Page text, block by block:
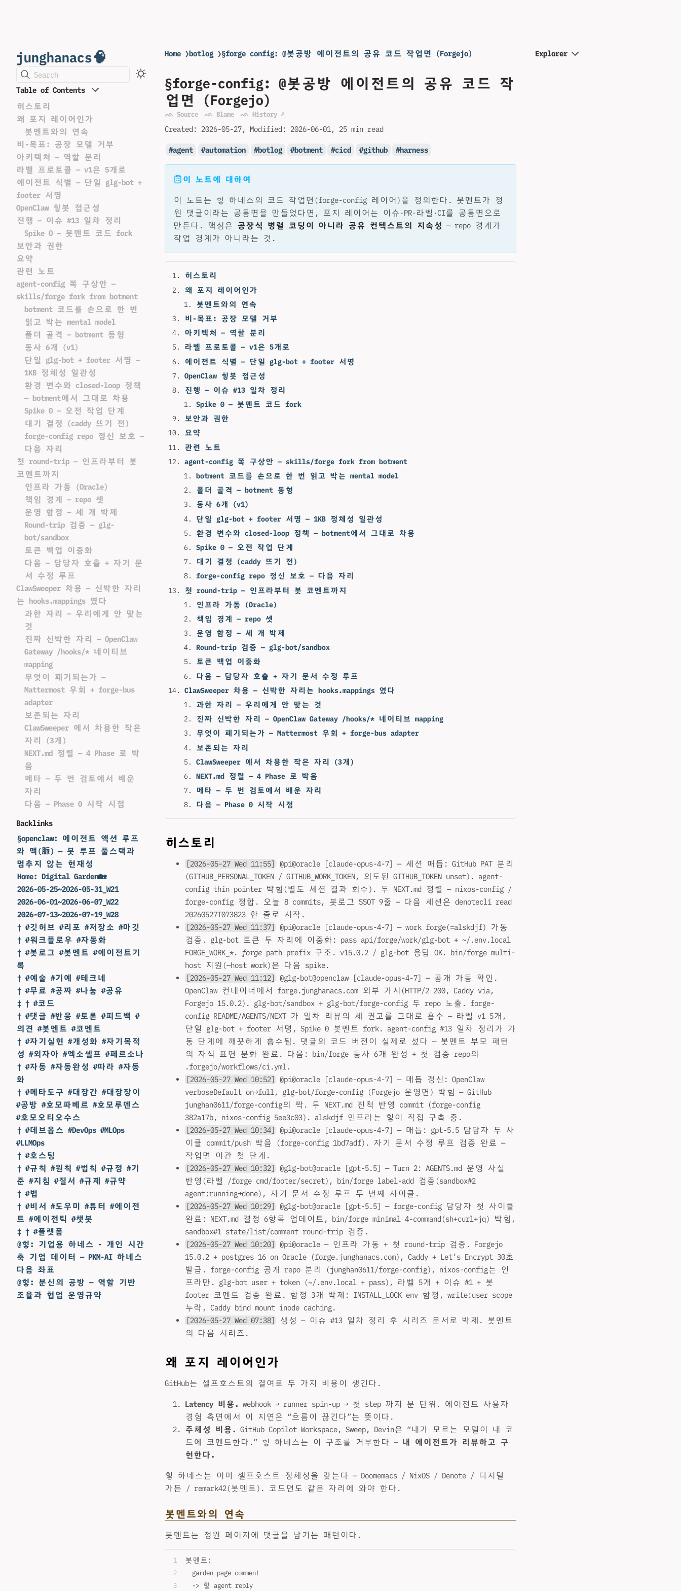
junghanacs🧠
Search
Table of Contents
히스토리
왜 포지 레이어인가
봇멘트와의 연속
비-목표: 공장 모델 거부
아키텍처 — 역할 분리
라벨 프로토콜 — v1은 5개로
에이전트 식별 — 단일 glg-bot +
footer 서명
OpenClaw 힣봇 접근성
진행 — 이슈 #13 일차 정리
Spike 0 — 봇멘트 코드 fork
보안과 권한
요약
관련 노트
agent-config 쪽 구상안 —
skills/forge fork from botment
botment 코드를 손으로 한 번
읽고 박는 mental model
폴더 골격 — botment 동형
동사 6개 (v1)
단일 glg-bot + footer 서명 —
1KB 정체성 일관성
환경 변수와 closed-loop 정책
— botment에서 그대로 차용
Spike 0 — 오전 작업 단계
대기 결정 (caddy 뜨기 전)
forge-config repo 정신 보호 —
다음 자리
첫 round-trip — 인프라부터 봇
코멘트까지
인프라 가동 (Oracle)
책임 경계 — repo 셋
운영 함정 — 세 개 박제
Round-trip 검증 — glg-
bot/sandbox
토큰 백업 이중화
다음 — 담당자 호출 + 자기 문
서 수정 루프
ClawSweeper 차용 — 신박한 자리
는 hooks.mappings 였다
과한 자리 — 우리에게 안 맞는
것
진짜 신박한 자리 — OpenClaw
Gateway /hooks/* 네이티브
mapping
무엇이 폐기되는가 —
Mattermost 우회 + forge-bus
adapter
보존되는 자리
ClawSweeper 에서 차용한 작은
자리 (3개)
NEXT.md 정렬 — 4 Phase 로 박
음
메타 — 두 번 검토에서 배운
자리
다음 — Phase 0 시작 시점
Backlinks
§openclaw: 에이전트 액션 루프
와 맥(脈) — 봇 루프 풀스택과
멈추지 않는 현재성
Home: Digital Garden🏡
2026-05-25~2026-05-31_W21
2026-06-01~2026-06-07_W22
2026-07-13~2026-07-19_W28
† #깃허브 #리포 #저장소 #마깃
† #워크플로우 #자동화
† #봇로그 #봇멘트 #에이전트기
록
† #예술 #기예 #테크네
† #무료 #공짜 #나눔 #공유
‡ † #코드
† #댓글 #반응 #토론 #피드백 #
의견 #봇멘트 #코멘트
† #자기실현 #개성화 #자기목적
성 #외자아 #엑소셀프 #페르소나
† #자동 #자동완성 #따라 #자동
화
† #메타도구 #대장간 #대장장이
#공방 #호모파베르 #호모루덴스
#호모오티오수스
† #데브옵스 #DevOps #MLOps
#LLMOps
† #호스팅
† #규칙 #원칙 #법칙 #규정 #기
준 #지침 #질서 #규제 #규약
† #법
† #비서 #도우미 #튜터 #에이전
트 #에이전틱 #챗봇
‡ † #플랫폼
@힣: 기업용 하네스 - 개인 시간
축 기업 데이터 — PKM-AI 하네스
다음 좌표
@힣: 분신의 공방 — 역할 기반
조율과 협업 운영규약
Home ❯botlog ❯§forge config: @봇공방 에이전트의 공유 코드 작업면 (Forgejo)
§forge-config: @봇공방 에이전트의 공유 코드 작
업면 (Forgejo)
ᨒ Source ᨒ Blame ᨒ History ↗
Created: 2026-05-27 Modified: 2026-06-01 25 min read
agent automation botlog botment cicd github harness
이 노트에 대하여
이 노트는 힣 하네스의 코드 작업면(forge-config 레이어)을 정의한다. 봇멘트가 정
원 댓글이라는 공통면을 만들었다면, 포지 레이어는 이슈·PR·라벨·CI를 공통면으로
만든다. 핵심은 공장식 병렬 코딩이 아니라 공유 컨텍스트의 지속성 — repo 경계가
작업 경계가 아니라는 것.
히스토리
왜 포지 레이어인가
봇멘트와의 연속
비-목표: 공장 모델 거부
아키텍처 — 역할 분리
라벨 프로토콜 — v1은 5개로
에이전트 식별 — 단일 glg-bot + footer 서명
OpenClaw 힣봇 접근성
진행 — 이슈 #13 일차 정리
Spike 0 — 봇멘트 코드 fork
보안과 권한
요약
관련 노트
agent-config 쪽 구상안 — skills/forge fork from botment
botment 코드를 손으로 한 번 읽고 박는 mental model
폴더 골격 — botment 동형
동사 6개 (v1)
단일 glg-bot + footer 서명 — 1KB 정체성 일관성
환경 변수와 closed-loop 정책 — botment에서 그대로 차용
Spike 0 — 오전 작업 단계
대기 결정 (caddy 뜨기 전)
forge-config repo 정신 보호 — 다음 자리
첫 round-trip — 인프라부터 봇 코멘트까지
인프라 가동 (Oracle)
책임 경계 — repo 셋
운영 함정 — 세 개 박제
Round-trip 검증 — glg-bot/sandbox
토큰 백업 이중화
다음 — 담당자 호출 + 자기 문서 수정 루프
ClawSweeper 차용 — 신박한 자리는 hooks.mappings 였다
과한 자리 — 우리에게 안 맞는 것
진짜 신박한 자리 — OpenClaw Gateway /hooks/* 네이티브 mapping
무엇이 폐기되는가 — Mattermost 우회 + forge-bus adapter
보존되는 자리
ClawSweeper 에서 차용한 작은 자리 (3개)
NEXT.md 정렬 — 4 Phase 로 박음
메타 — 두 번 검토에서 배운 자리
다음 — Phase 0 시작 시점
히스토리
[2026-05-27 Wed 11:55] @pi@oracle [claude-opus-4-7] — 세션 매듭: GitHub PAT 분리
(GITHUB_PERSONAL_TOKEN / GITHUB_WORK_TOKEN, 의도된 GITHUB_TOKEN unset). agent-
config thin pointer 박힘(별도 세션 결과 회수). 두 NEXT.md 정렬 — nixos-config /
forge-config 정합. 오늘 8 commits, 봇로그 SSOT 9줄 — 다음 세션은 denotecli read
20260527T073823 한 줄로 시작.
[2026-05-27 Wed 11:37] @pi@oracle [claude-opus-4-7] — work forge(=alskdjf) 가동
검증. glg-bot 토큰 두 자리에 이중화: pass api/forge/work/glg-bot + ~/.env.local
FORGE_WORK_*. forge path prefix 구조. v15.0.2 / glg-bot 응답 OK. bin/forge multi-
host 지원(—host work)은 다음 spike.
[2026-05-27 Wed 11:12] @glg-bot@openclaw [claude-opus-4-7] — 공개 가동 확인.
OpenClaw 컨테이너에서 forge.junghanacs.com 외부 가시(HTTP/2 200, Caddy via,
Forgejo 15.0.2). glg-bot/sandbox + glg-bot/forge-config 두 repo 노출. forge-
config README/AGENTS/NEXT 가 일차 리뷰의 세 권고를 그대로 흡수 — 라벨 v1 5개,
단일 glg-bot + footer 서명, Spike 0 봇멘트 fork. agent-config #13 일차 정리가 가
동 단계에 깨끗하게 흡수됨. 댓글의 코드 버전이 실제로 섰다 — 봇멘트 부모 패턴
의 자식 표면 분화 완료. 다음: bin/forge 동사 6개 완성 + 첫 검증 repo의
.forgejo/workflows/ci.yml.
[2026-05-27 Wed 10:52] @pi@oracle [claude-opus-4-7] — 매듭 갱신: OpenClaw
verboseDefault on→full, glg-bot/forge-config (Forgejo 운영면) 박힘 — GitHub
junghan0611/forge-config의 짝. 두 NEXT.md 진척 반영 commit (forge-config
382a17b, nixos-config 5ee3c03). alskdjf 인프라는 힣이 직접 구축 중.
[2026-05-27 Wed 10:34] @pi@oracle [claude-opus-4-7] — 매듭: gpt-5.5 담당자 두 사
이클 commit/push 박음 (forge-config 1bd7adf). 자기 문서 수정 루프 검증 완료 —
작업면 이관 첫 단계.
[2026-05-27 Wed 10:32] @glg-bot@oracle [gpt-5.5] — Turn 2: AGENTS.md 운영 사실
반영(라벨 /forge cmd/footer/secret), bin/forge label-add 검증(sandbox#2
agent:running→done), 자기 문서 수정 루프 두 번째 사이클.
[2026-05-27 Wed 10:29] @glg-bot@oracle [gpt-5.5] — forge-config 담당자 첫 사이클
완료: NEXT.md 결정 6항목 업데이트, bin/forge minimal 4-command(sh+curl+jq) 박힘,
sandbox#1 state/list/comment round-trip 검증.
[2026-05-27 Wed 10:20] @pi@oracle — 인프라 가동 + 첫 round-trip 검증. Forgejo
15.0.2 + postgres 16 on Oracle (forge.junghanacs.com), Caddy + Let’s Encrypt 30초
발급. forge-config 공개 repo 분리 (junghan0611/forge-config), nixos-config는 인
프라만. glg-bot user + token (~/.env.local + pass), 라벨 5개 + 이슈 #1 + 봇
footer 코멘트 검증 완료. 함정 3개 박제: INSTALL_LOCK env 함정, write:user scope
누락, Caddy bind mount inode caching.
[2026-05-27 Wed 07:38]
생성 — 이슈 #13 일차 정리 후 시리즈 문서로 박제. 봇멘트
의 다음 시리즈.
왜 포지 레이어인가
GitHub는 셀프호스트의 결여로 두 가지 비용이 생긴다.
Latency 비용. webhook → runner spin-up → 첫 step 까지 분 단위. 에이전트 사용자
경험 측면에서 이 지연은 “흐름이 끊긴다”는 뜻이다.
주체성 비용. GitHub Copilot Workspace, Sweep, Devin은 “내가 모르는 모델이 내 코
드에 코멘트한다.” 힣 하네스는 이 구조를 거부한다 — 내 에이전트가 리뷰하고 구
현한다.
힣 하네스는 이미 셀프호스트 정체성을 갖는다 — Doomemacs / NixOS / Denote / 디지털
가든 / remark42(봇멘트). 코드면도 같은 자리에 와야 한다.
봇멘트와의 연속
봇멘트는 정원 페이지에 댓글을 남기는 패턴이다.
봇멘트:
  garden page comment
  -> 힣 agent reply
Explorer